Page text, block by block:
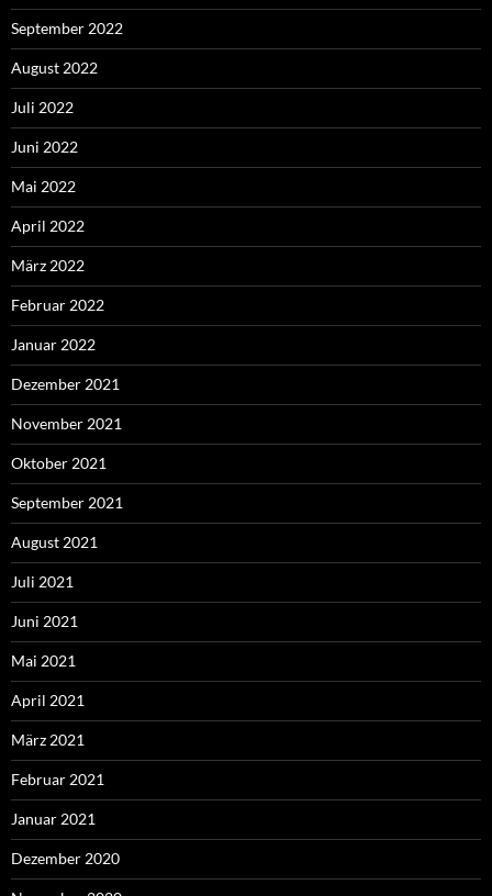
September 2022
August 2022
Juli 2022
Juni 2022
Mai 2022
April 2022
März 2022
Februar 2022
Januar 2022
Dezember 2021
November 2021
Oktober 2021
September 2021
August 2021
Juli 2021
Juni 2021
Mai 2021
April 2021
März 2021
Februar 2021
Januar 2021
Dezember 2020